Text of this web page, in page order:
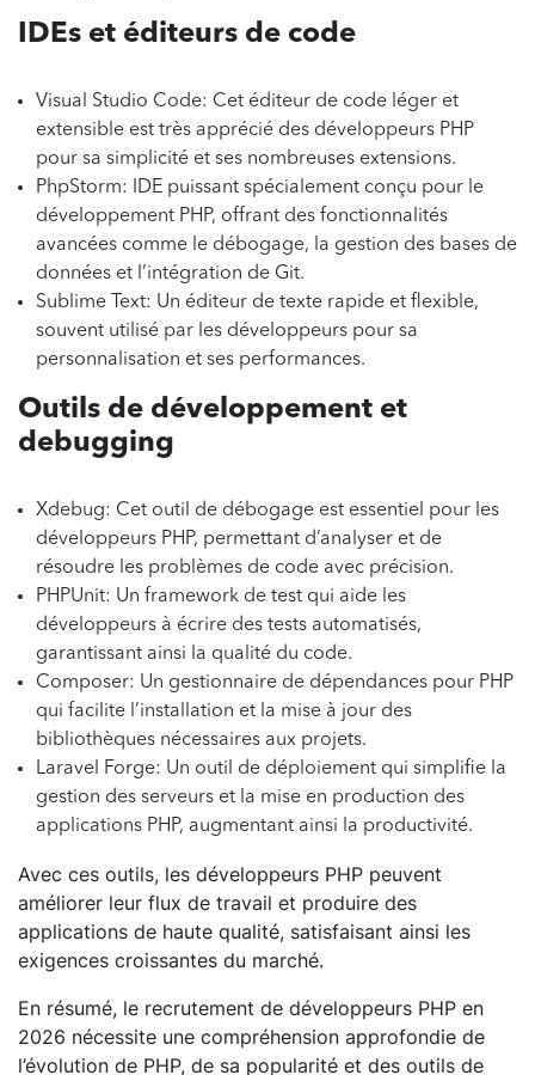
IDEs et éditeurs de code
Visual Studio Code: Cet éditeur de code léger et
extensible est très apprécié des développeurs PHP
pour sa simplicité et ses nombreuses extensions.
PhpStorm: IDE puissant spécialement conçu pour le
développement PHP, offrant des fonctionnalités
avancées comme le débogage, la gestion des bases de
données et l’intégration de Git.
Sublime Text: Un éditeur de texte rapide et flexible,
souvent utilisé par les développeurs pour sa
personnalisation et ses performances.
Outils de développement et
debugging
Xdebug: Cet outil de débogage est essentiel pour les
développeurs PHP, permettant d’analyser et de
résoudre les problèmes de code avec précision.
PHPUnit: Un framework de test qui aide les
développeurs à écrire des tests automatisés,
garantissant ainsi la qualité du code.
Composer: Un gestionnaire de dépendances pour PHP
qui facilite l’installation et la mise à jour des
bibliothèques nécessaires aux projets.
Laravel Forge: Un outil de déploiement qui simplifie la
gestion des serveurs et la mise en production des
applications PHP, augmentant ainsi la productivité.
Avec ces outils, les développeurs PHP peuvent
améliorer leur flux de travail et produire des
applications de haute qualité, satisfaisant ainsi les
exigences croissantes du marché.
En résumé, le recrutement de développeurs PHP en
2026 nécessite une compréhension approfondie de
l’évolution de PHP, de sa popularité et des outils de